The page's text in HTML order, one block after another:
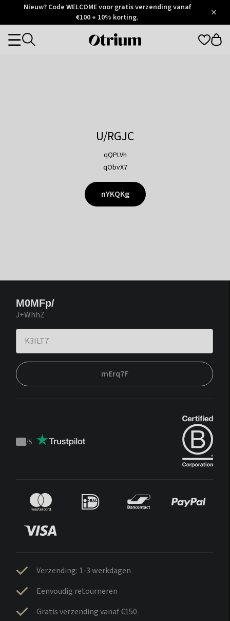
Otrium
Trustpilot
Nieuw? Code WELCOME voor gratis verzending vanaf
€100 + 10% korting.
Otrium
Categories
U/RGJC
qQPLVh
qObvX7
nYKQKg
M0MFp/
J+WhhZ
mErq7F
Trustpilot
/5
Verzending: 1-3 werkdagen
Eenvoudig retourneren
Gratis verzending vanaf €150